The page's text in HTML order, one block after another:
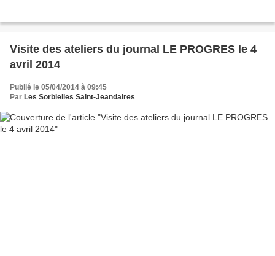
Visite des ateliers du journal LE PROGRES le 4
avril 2014
Publié le 05/04/2014 à 09:45
Par Les Sorbielles Saint-Jeandaires